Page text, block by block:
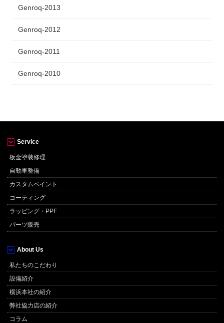
Genroq-2013
Genroq-2012
Genroq-2011
Genroq-2010
Service
板金塗装修理
自動車整備
カスタムペイント
コーティング
ラッピング・PPF
パーツ販売
About Us
私たちのこだわり
設備紹介
横浜本社の紹介
弊社協力店の紹介
コラム